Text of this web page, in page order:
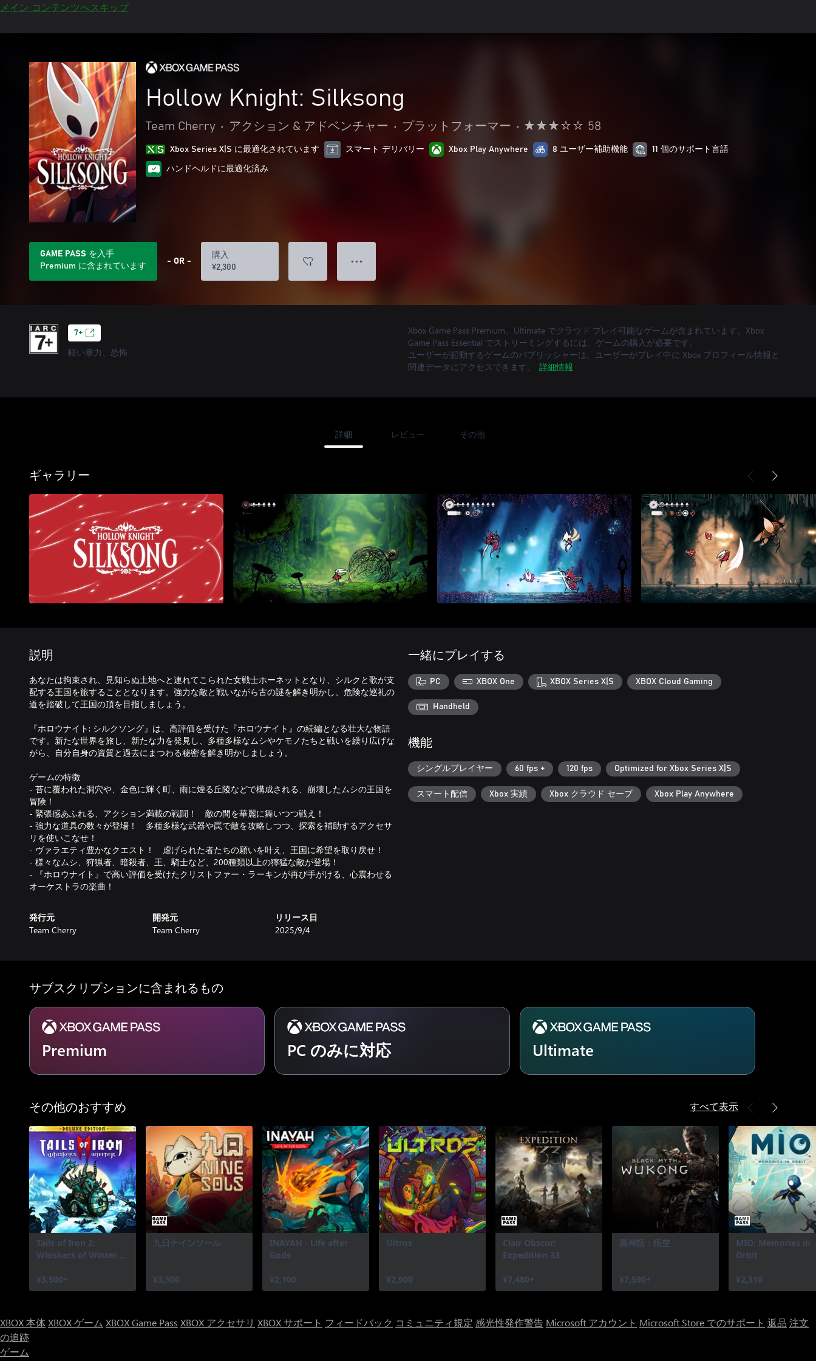
メイン コンテンツへスキップ
Hollow Knight: Silksong
Team Cherry • アクション & アドベンチャー • プラットフォーマー • 58
Xbox Series X|S に最適化されています スマート デリバリー Xbox Play Anywhere 8 ユーザー補助機能 11 個のサポート言語
ハンドヘルドに最適化済み
GAME PASS を入手
Premium に含まれています
- OR -
購入
¥2,300
● ● ●
7+
軽い暴力、恐怖
Xbox Game Pass Premium、Ultimate でクラウド プレイ可能なゲームが含まれています。Xbox
Game Pass Essential でストリーミングするには、ゲームの購入が必要です。
ユーザーが起動するゲームのパブリッシャーは、ユーザーがプレイ中に Xbox プロフィール情報と
関連データにアクセスできます。
詳細情報
詳細 レビュー その他
ギャラリー
説明
あなたは拘束され、見知らぬ土地へと連れてこられた女戦士ホーネットとなり、シルクと歌が支
配する王国を旅することとなります。強力な敵と戦いながら古の謎を解き明かし、危険な巡礼の
道を踏破して王国の頂を目指しましょう。
『ホロウナイト: シルクソング』は、高評価を受けた『ホロウナイト』の続編となる壮大な物語
です。新たな世界を旅し、新たな力を発見し、多種多様なムシやケモノたちと戦いを繰り広げな
がら、自分自身の資質と過去にまつわる秘密を解き明かしましょう。
ゲームの特徴
- 苔に覆われた洞穴や、金色に輝く町、雨に煙る丘陵などで構成される、崩壊したムシの王国を
冒険！
- 緊張感あふれる、アクション満載の戦闘！ 敵の間を華麗に舞いつつ戦え！
- 強力な道具の数々が登場！ 多種多様な武器や罠で敵を攻略しつつ、探索を補助するアクセサ
リを使いこなせ！
- ヴァラエティ豊かなクエスト！ 虐げられた者たちの願いを叶え、王国に希望を取り戻せ！
- 様々なムシ、狩猟者、暗殺者、王、騎士など、200種類以上の獰猛な敵が登場！
- 『ホロウナイト』で高い評価を受けたクリストファー・ラーキンが再び手がける、心震わせる
オーケストラの楽曲！
発行元
Team Cherry
開発元
Team Cherry
リリース日
2025/9/4
一緒にプレイする
PC XBOX One XBOX Series X|S XBOX Cloud Gaming
Handheld
機能
シングルプレイヤー 60 fps + 120 fps Optimized for Xbox Series X|S
スマート配信 Xbox 実績 Xbox クラウド セーブ Xbox Play Anywhere
サブスクリプションに含まれるもの
Premium PC のみに対応 Ultimate
その他のおすすめ すべて表示
Tails of Iron 2:
Whiskers of Winter -
¥3,500+
九日ナインソール
¥3,500
INAYAH - Life after
Gods
¥2,100
Ultros
¥2,900
Clair Obscur:
Expedition 33
¥7,480+
黒神話：悟空
¥7,590+
MIO: Memories in
Orbit
¥2,310
XBOX 本体XBOX ゲーム XBOX Game Pass XBOX アクセサリ XBOX サポート フィードバック コミュニティ規定 感光性発作警告 Microsoft アカウント Microsoft Store でのサポート 返品 注文
の追跡
ゲーム